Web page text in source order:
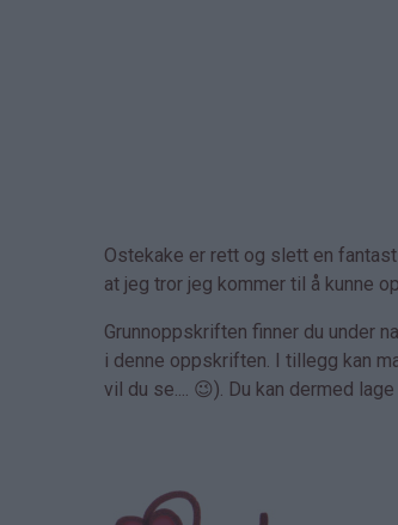
Ostekake er rett og slett en
at jeg tror jeg kommer til å kunne
Grunnoppskriften finner du under
i denne oppskriften. I tillegg kan
vil du se.... 😉). Du kan dermed